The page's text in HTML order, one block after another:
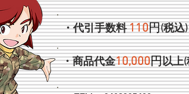
・代引手数料110円(税込)
・商品代金10,000円以上